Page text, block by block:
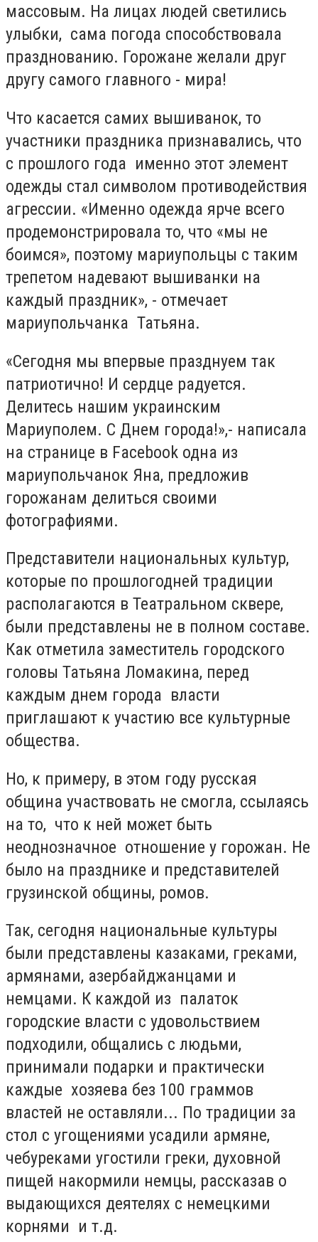
массовым. На лицах людей светились
улыбки, сама погода способствовала
празднованию. Горожане желали друг
другу самого главного - мира!
Что касается самих вышиванок, то
участники праздника признавались, что
с прошлого года именно этот элемент
одежды стал символом противодействия
агрессии. «Именно одежда ярче всего
продемонстрировала то, что «мы не
боимся», поэтому мариупольцы с таким
трепетом надевают вышиванки на
каждый праздник», - отмечает
мариупольчанка Татьяна.
«Сегодня мы впервые празднуем так
патриотично! И сердце радуется.
Делитесь нашим украинским
Мариуполем. С Днем города!»,- написала
на странице в Facebook одна из
мариупольчанок Яна, предложив
горожанам делиться своими
фотографиями.
Представители национальных культур,
которые по прошлогодней традиции
располагаются в Театральном сквере,
были представлены не в полном составе.
Как отметила заместитель городского
головы Татьяна Ломакина, перед
каждым днем города власти
приглашают к участию все культурные
общества.
Но, к примеру, в этом году русская
община участвовать не смогла, ссылаясь
на то, что к ней может быть
неоднозначное отношение у горожан. Не
было на празднике и представителей
грузинской общины, ромов.
Так, сегодня национальные культуры
были представлены казаками, греками,
армянами, азербайджанцами и
немцами. К каждой из палаток
городские власти с удовольствием
подходили, общались с людьми,
принимали подарки и практически
каждые хозяева без 100 граммов
властей не оставляли... По традиции за
стол с угощениями усадили армяне,
чебуреками угостили греки, духовной
пищей накормили немцы, рассказав о
выдающихся деятелях с немецкими
корнями и т.д.